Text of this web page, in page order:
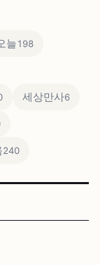
늘198
세상만사6
240